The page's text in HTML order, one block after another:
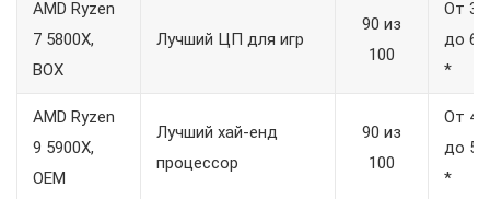
AMD Ryzen
7 5800X,
BOX
Лучший ЦП для игр
90 из
100
От 32
до 60
*
AMD Ryzen
9 5900X,
OEM
Лучший хай-енд
процессор
90 из
100
От 44
до 55
*